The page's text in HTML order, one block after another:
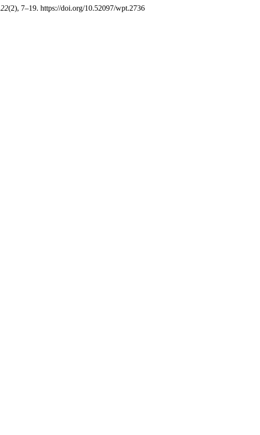
22(2), 7–19. https://doi.org/10.52097/wpt.2736